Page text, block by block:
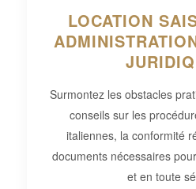
LOCATION
Surmontez les obstacles
conseils sur les
italiennes, la conformité
documents nécessaires
et en toute